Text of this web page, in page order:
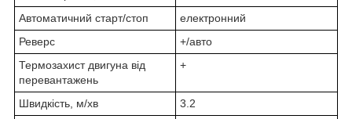
Автоматичний старт/стоп
електронний
Реверс
+/авто
Термозахист двигуна від
перевантажень
+
Швидкість, м/хв
3.2